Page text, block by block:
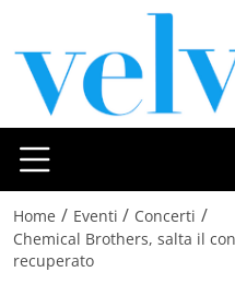
Home / Eventi / Concerti /
Chemical Brothers, salta il
recuperato